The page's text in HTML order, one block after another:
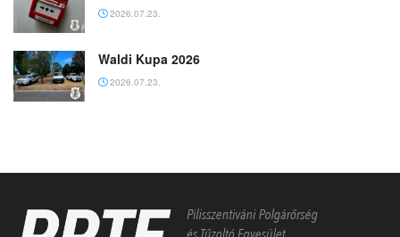
2026.07.23.
Waldi Kupa 2026
2026.07.23.